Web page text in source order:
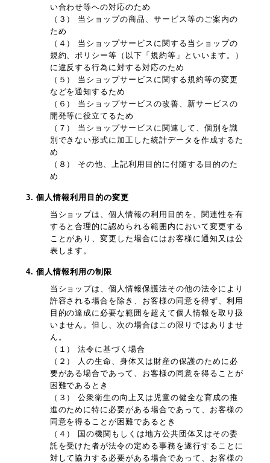
い合わせ等への対応のため
（３） 当ショップの商品、サービス等のご案内の
ため
（４） 当ショップサービスに関する当ショップの
規約、ポリシー等（以下「規約等」といいます。）
に違反する行為に対する対応のため
（５） 当ショップサービスに関する規約等の変更
などを通知するため
（６） 当ショップサービスの改善、新サービスの
開発等に役立てるため
（７） 当ショップサービスに関連して、個別を識
別できない形式に加工した統計データを作成するた
め
（８） その他、上記利用目的に付随する目的のた
め
3. 個人情報利用目的の変更
当ショップは、個人情報の利用目的を、関連性を有
すると合理的に認められる範囲内において変更する
ことがあり、変更した場合にはお客様に通知又は公
表します。
4. 個人情報利用の制限
当ショップは、個人情報保護法その他の法令により
許容される場合を除き、お客様の同意を得ず、利用
目的の達成に必要な範囲を超えて個人情報を取り扱
いません。但し、次の場合はこの限りではありませ
ん。
（１） 法令に基づく場合
（２） 人の生命、身体又は財産の保護のために必
要がある場合であって、お客様の同意を得ることが
困難であるとき
（３） 公衆衛生の向上又は児童の健全な育成の推
進のために特に必要がある場合であって、お客様の
同意を得ることが困難であるとき
（４） 国の機関もしくは地方公共団体又はその委
託を受けた者が法令の定める事務を遂行することに
対して協力する必要がある場合であって、お客様の